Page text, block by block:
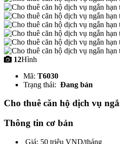
12Hình
Mã: T6030
Trạng thái: Đang bán
Cho thuê căn hộ dịch vụ
Thông tin cơ bản
Giá: 50 triệu VND/tháng